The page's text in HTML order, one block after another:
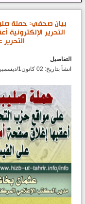
بيان صحفي: حملة
التحرير
التفاصيل
انشأ بتاريخ: 02 كانون1/ديسمبر 2015